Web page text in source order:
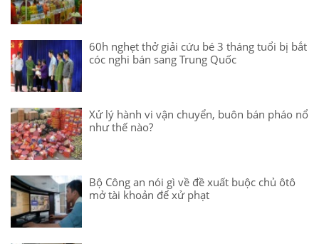
60h nghẹt thở giải cứu bé 3 tháng tuổi bị bắt
cóc nghi bán sang Trung Quốc
Xử lý hành vi vận chuyển, buôn bán pháo nổ
như thế nào?
Bộ Công an nói gì về đề xuất buộc chủ ôtô
mở tài khoản để xử phạt